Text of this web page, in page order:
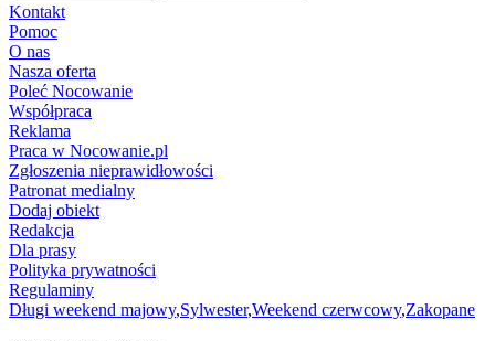
Kontakt
Pomoc
O nas
Nasza oferta
Poleć Nocowanie
Współpraca
Reklama
Praca w Nocowanie.pl
Zgłoszenia nieprawidłowości
Patronat medialny
Dodaj obiekt
Redakcja
Dla prasy
Polityka prywatności
Regulaminy
Długi weekend majowy,Sylwester,Weekend czerwcowy,Zakopane